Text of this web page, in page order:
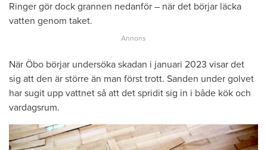
Ringer gör dock grannen nedanför – när det börjar läcka
vatten genom taket.
När Öbo börjar undersöka skadan i januari 2023 visar det
sig att den är större än man först trott. Sanden under golvet
har sugit upp vattnet så att det spridit sig in i både kök och
vardagsrum.